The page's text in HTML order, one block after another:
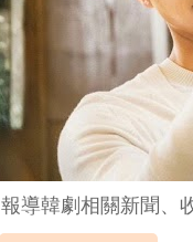
報導韓劇相關新聞、